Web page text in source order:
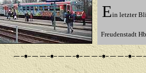
Ein letzter
Freudenstadt